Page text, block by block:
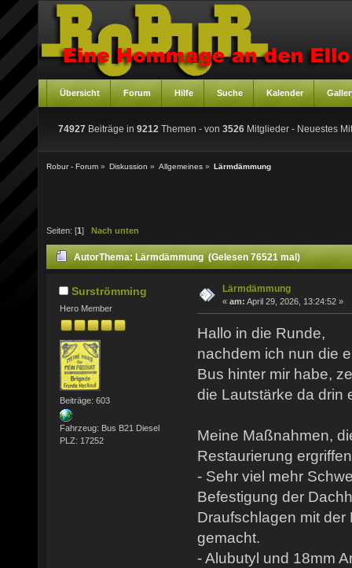
Übersicht Forum Hilfe Suche Kalender
74927 Beiträge in 9212 Themen - von 3526 Mitglieder - Neuestes
Robur - Forum » Diskussion » Allgemeines » Lärmdämmung
Seiten: [1 ] Nach unten
AutorThema: Lärmdämmung (Gelesen 76521 mal)
Surströmming
Hero Member
Beiträge: 603
Fahrzeug: Bus B21 Diesel
PLZ: 17252
Lärmdämmung
« am: April 29, 2026, 13:24:52 »
Hallo in die Runde,
nachdem ich nun die
Bus hinter mir habe,
die Lautstärke da drin
Meine Maßnahmen,
Restaurierung
- Sehr viel mehr
Befestigung der
Draufschlagen mit
gemacht.
- Alubutyl und 18mm